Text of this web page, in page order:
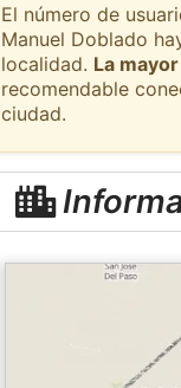
El número de
Manuel Doblado
localidad. La
recomendable
ciudad.